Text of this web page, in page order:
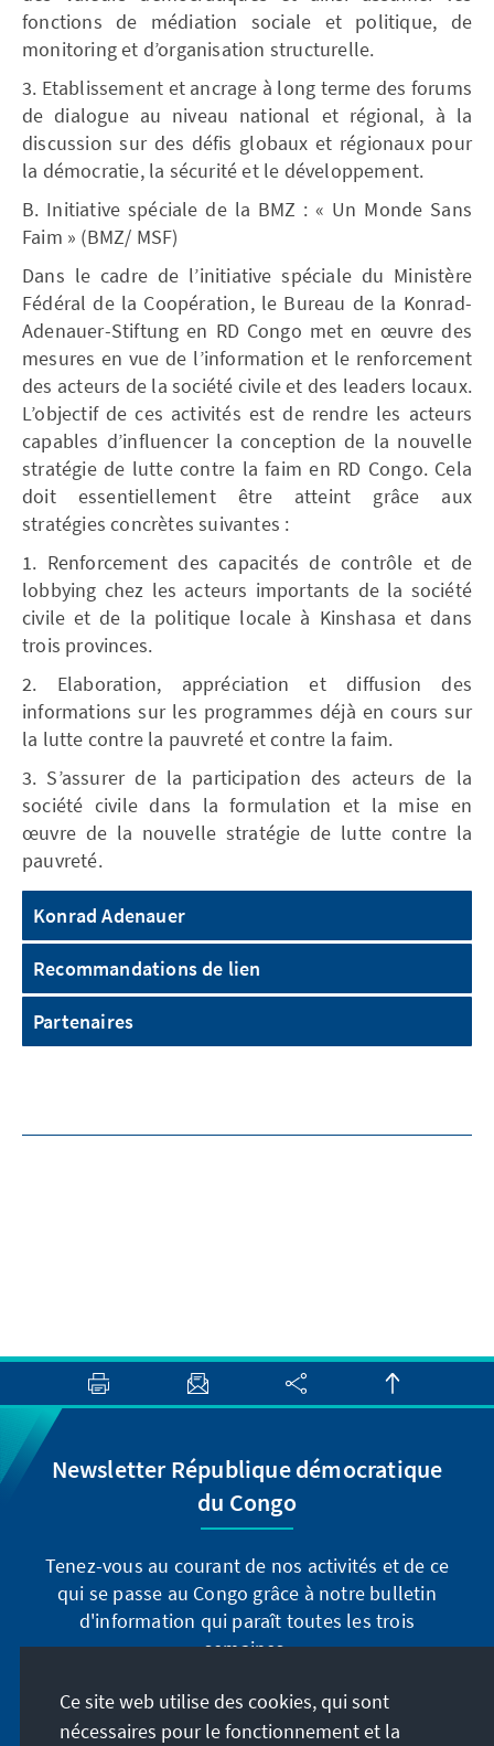
fonctions de médiation sociale et politique, de
monitoring et d’organisation structurelle.
3. Etablissement et ancrage à long terme des forums
de dialogue au niveau national et régional, à la
discussion sur des défis globaux et régionaux pour
la démocratie, la sécurité et le développement.
B. Initiative spéciale de la BMZ : « Un Monde Sans
Faim » (BMZ/ MSF)
Dans le cadre de l’initiative spéciale du Ministère
Fédéral de la Coopération, le Bureau de la Konrad-
Adenauer-Stiftung en RD Congo met en œuvre des
mesures en vue de l’information et le renforcement
des acteurs de la société civile et des leaders locaux.
L’objectif de ces activités est de rendre les acteurs
capables d’influencer la conception de la nouvelle
stratégie de lutte contre la faim en RD Congo. Cela
doit essentiellement être atteint grâce aux
stratégies concrètes suivantes :
1. Renforcement des capacités de contrôle et de
lobbying chez les acteurs importants de la société
civile et de la politique locale à Kinshasa et dans
trois provinces.
2. Elaboration, appréciation et diffusion des
informations sur les programmes déjà en cours sur
la lutte contre la pauvreté et contre la faim.
3. S’assurer de la participation des acteurs de la
société civile dans la formulation et la mise en
œuvre de la nouvelle stratégie de lutte contre la
pauvreté.
Konrad Adenauer
Recommandations de lien
Partenaires
Newsletter République démocratique
du Congo
Tenez-vous au courant de nos activités et de ce
qui se passe au Congo grâce à notre bulletin
d'information qui paraît toutes les trois
semaines.
Inscrivez-vous maintenant
Ce site web utilise des cookies, qui sont
nécessaires pour le fonctionnement et la